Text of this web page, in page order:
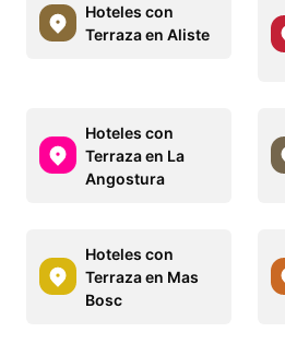
Hoteles con
Terraza en Aliste
Hoteles con
Terraza en La
Angostura
Hoteles con
Terraza en Mas
Bosc